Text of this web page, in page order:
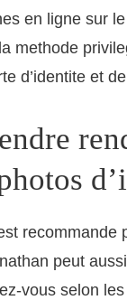
en ligne sur le
methode
d’identite et
recommande
peut
vous selon